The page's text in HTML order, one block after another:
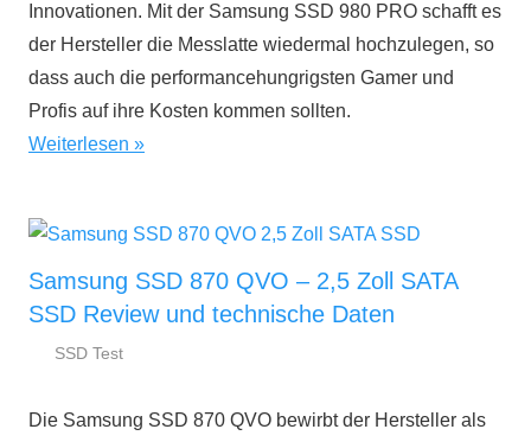
Innovationen. Mit der Samsung SSD 980 PRO schafft es
der Hersteller die Messlatte wiedermal hochzulegen, so
dass auch die performancehungrigsten Gamer und
Profis auf ihre Kosten kommen sollten.
Weiterlesen
Samsung SSD 870 QVO – 2,5 Zoll SATA
SSD Review und technische Daten
August
ratgeber.de
SSD Test
Die Samsung SSD 870 QVO bewirbt der Hersteller als